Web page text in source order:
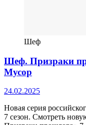
Шеф
Шеф. Призраки
Мусор
24.02.2025
Новая серия
7 сезон. Смотреть